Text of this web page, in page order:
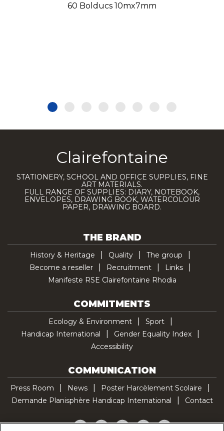
60 Bolducs 10mx7mm
Clairefontaine
STATIONERY, SCHOOL AND OFFICE SUPPLIES, FINE
ART MATERIALS.
FULL RANGE OF SUPPLIES: DIARY, NOTEBOOK,
ENVELOPES, DRAWING BOOK, WATERCOLOUR
PAPER, DRAWING BOARD.
THE BRAND
History & Heritage Quality
The group
Become a reseller
Recruitment
Links
Manifeste RSE Clairefontaine Rhodia
COMMITMENTS
Ecology & Environment
Sport
Handicap International
Gender Equality Index
Accessibility
COMMUNICATION
Press Room News
Poster Harcèlement Scolaire
Demande Planisphère Handicap International
Contact
Facebook
TwitterYouTubePinterestTikTok